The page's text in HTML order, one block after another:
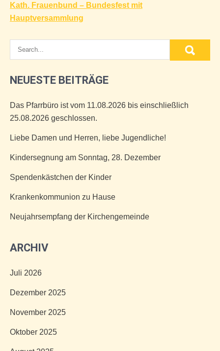
Kath. Frauenbund – Bundesfest mit
Hauptversammlung
NEUESTE BEITRÄGE
Das Pfarrbüro ist vom 11.08.2026 bis einschließlich
25.08.2026 geschlossen.
Liebe Damen und Herren, liebe Jugendliche!
Kindersegnung am Sonntag, 28. Dezember
Spendenkästchen der Kinder
Krankenkommunion zu Hause
Neujahrsempfang der Kirchengemeinde
ARCHIV
Juli 2026
Dezember 2025
November 2025
Oktober 2025